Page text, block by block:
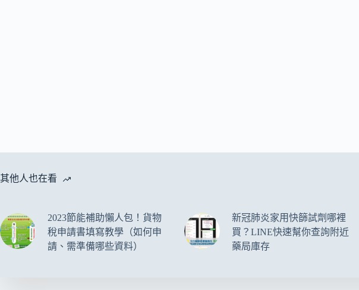
其他人也在看
2023節能補助懶人包！貨物
稅申請書填寫教學（如何申
請、需準備哪些資料）
新冠肺炎家用快篩試劑哪裡
買？LINE快速幫你查詢附近
藥局庫存